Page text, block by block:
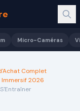
Micro-Caméras
Complet
Immersif 2026